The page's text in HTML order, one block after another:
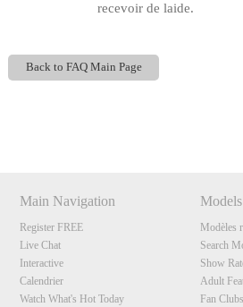
recevoir de laide.
Back to FAQ Main Page
Main Navigation
Register FREE
Live Chat
Interactive
Calendrier
Watch What's Hot Today
Models
Modèles
Search
Show
Adult
Fan Clubs